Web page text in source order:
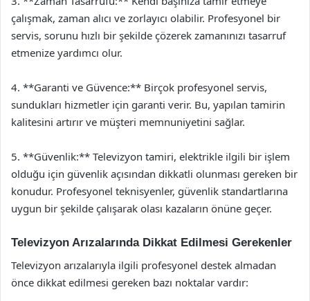
çalışmak, zaman alıcı ve zorlayıcı olabilir. Profesyonel bir
servis, sorunu hızlı bir şekilde çözerek zamanınızı tasarruf
etmenize yardımcı olur.
4. **Garanti ve Güvence:** Birçok profesyonel servis,
sundukları hizmetler için garanti verir. Bu, yapılan tamirin
kalitesini artırır ve müşteri memnuniyetini sağlar.
5. **Güvenlik:** Televizyon tamiri, elektrikle ilgili bir işlem
olduğu için güvenlik açısından dikkatli olunması gereken bir
konudur. Profesyonel teknisyenler, güvenlik standartlarına
uygun bir şekilde çalışarak olası kazaların önüne geçer.
Televizyon Arızalarında Dikkat Edilmesi Gerekenler
Televizyon arızalarıyla ilgili profesyonel destek almadan
önce dikkat edilmesi gereken bazı noktalar vardır: